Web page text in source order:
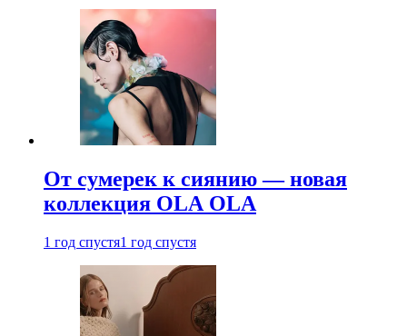
От сумерек к сиянию — новая
коллекция OLA OLA
1 год спустя1 год спустя